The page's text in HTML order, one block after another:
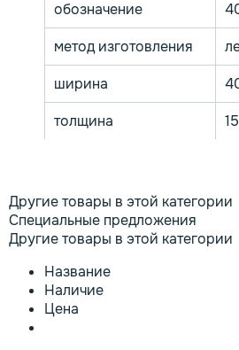
обозначение
метод изготовления
ширина
толщина
Другие товары в этой категории
Специальные предложения
Другие товары в этой категории
Название
Наличие
Цена